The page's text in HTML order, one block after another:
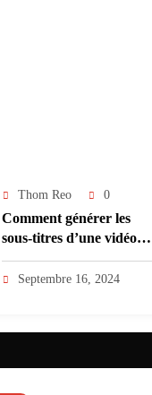
Thom Reo 0
Comment générer les
sous-titres d’une vidéo
automatiquement ?
Septembre 16, 2024